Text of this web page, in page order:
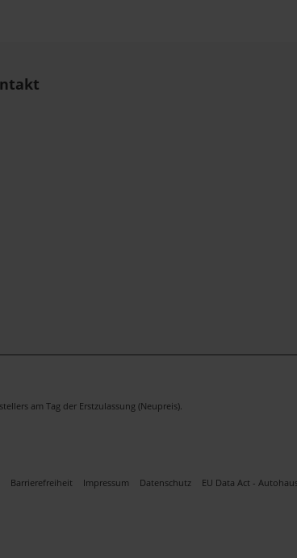
am Tag der Erstzulassung (Neupreis).
Barrierefreiheit Impressum Datenschutz EU Data Act -